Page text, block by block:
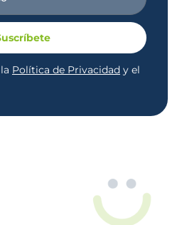
Política de Privacidad y el